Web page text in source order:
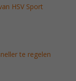
HSV Sport
te regelen